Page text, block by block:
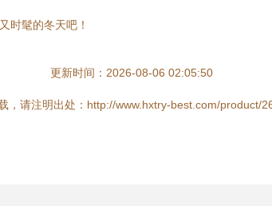
时髦的冬天吧！
更新时间：2026-08-06 02:05:50
，请注明出处：http://www.hxtry-best.com/product/